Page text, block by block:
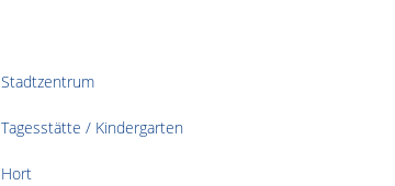
Stadtzentrum
Tagesstätte / Kindergarten
Hort